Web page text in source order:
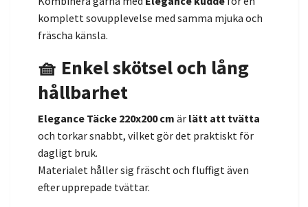
komplett sovupplevelse med samma mjuka och
fräscha känsla.
🧺 Enkel skötsel och lång
hållbarhet
Elegance Täcke 220x200 cm är lätt att tvätta
och torkar snabbt, vilket gör det praktiskt för
dagligt bruk.
Materialet håller sig fräscht och fluffigt även
efter upprepade tvättar.